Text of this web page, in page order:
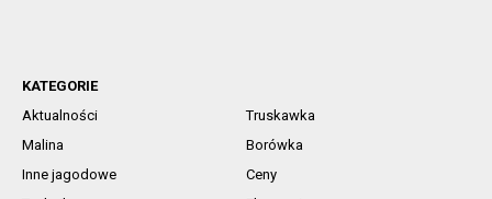
KATEGORIE
Aktualności
Truskawka
Malina
Borówka
Inne jagodowe
Ceny